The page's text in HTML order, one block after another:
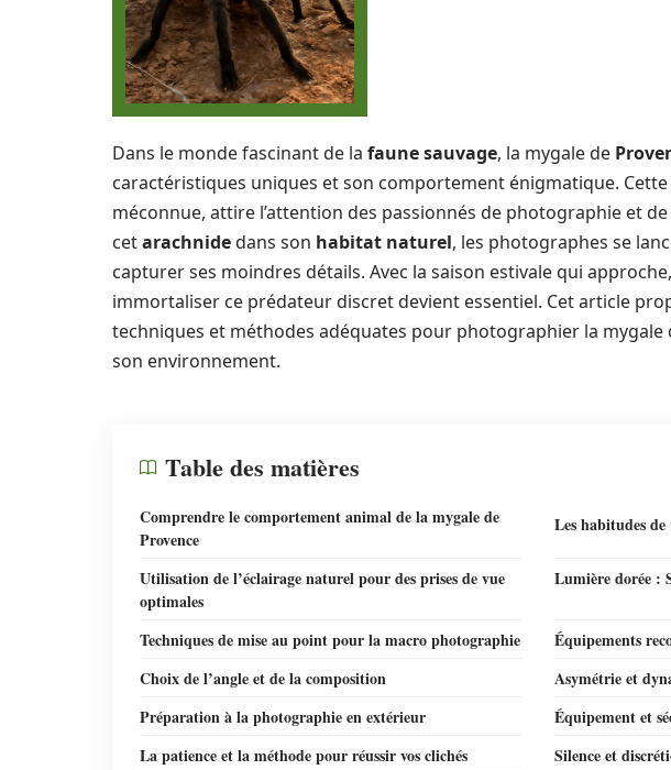
Dans le monde fascinant de la faune sauvage, la mygale de
caractéristiques uniques et son comportement énigmatique.
méconnue, attire l’attention des passionnés de photographie et
cetarachnidedans son habitat naturel, les photographes se
capturer ses moindres détails. Avec la saison estivale qui
immortaliser ce prédateur discret devient essentiel. Cet article
techniques et méthodes adéquates pour photographier la
son environnement.
Table des matières
Comprendre le comportement animal de la mygale de
Provence
Les habitudes de
Utilisation de l’éclairage naturel pour des prises de vue
optimales
Lumière dorée :
Techniques de mise au point pour la macro photographie
Équipements
Choix de l’angle et de la composition
Asymétrie et
Préparation à la photographie en extérieur
Équipement et
La patience et la méthode pour réussir vos clichés
Silence et